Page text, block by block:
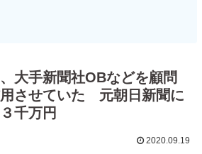
大手新聞社OBなどを顧問
させていた 元朝日新聞に
千万円
2020.09.19